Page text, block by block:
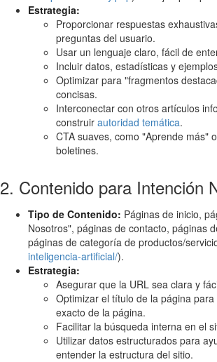
Estrategia:
Proporcionar respuestas
preguntas del usuario.
Usar un lenguaje claro, fácil de
Incluir datos, estadísticas y
Optimizar para "fragmentos
concisas.
Interconectar con otros artículos
construir autoridad temática.
CTA suaves, como "Aprende más"
boletines.
2. Contenido para Intención
Tipo de Contenido: Páginas de inicio,
Nosotros", páginas de contacto, páginas
páginas de categoría de productos/
inteligencia-artificial/).
Estrategia:
Asegurar que la URL sea clara y
Optimizar el título de la página
exacto de la página.
Facilitar la búsqueda interna en el
Utilizar datos estructurados para
entender la estructura del sitio.